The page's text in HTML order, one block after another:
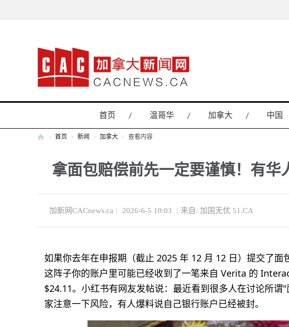
首页 温哥华 加拿大 中国
新
网
› 首页 › 新闻 › 加拿大 › 查看内容
拿面包赔偿前先一定要谨慎！有华
加新网CACnews.ca | 2026-6-5 10:03 | 来自: 加国无忧 51.CA
如果你去年在申报期（截止 2025 年 12 月 12 日）提交了面
这阵子你的账户里可能已经收到了一笔来自 Verita 的
$24.11。小红书有网友发帖说：最近看到很多人在讨论所
家注意一下风险，有人爆料说自己银行账户已经被封。